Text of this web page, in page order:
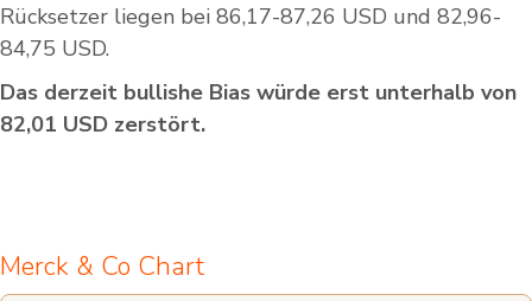
Rücksetzer liegen bei 86,17-87,26 USD und 82,96-
84,75 USD.
Das derzeit bullishe Bias würde erst unterhalb von
82,01 USD zerstört.
Merck & Co Chart